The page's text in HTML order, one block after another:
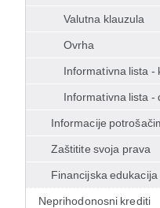
Valutna klauzula
Ovrha
Informativna lista -
Informativna lista -
Informacije
Zaštitite svoja prava
Financijska edukacija
Neprihodonosni krediti